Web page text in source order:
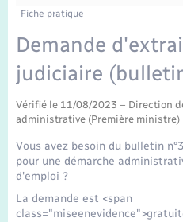
Mariage – PACS
Parrainage civil
Recensement
Fiche pratique
Demande
judiciaire
Vérifié le 11/08/2023 – Direction
administrative (Première ministre)
Vous avez besoin du bulletin
pour une démarche
d'emploi ?
La demande est <span